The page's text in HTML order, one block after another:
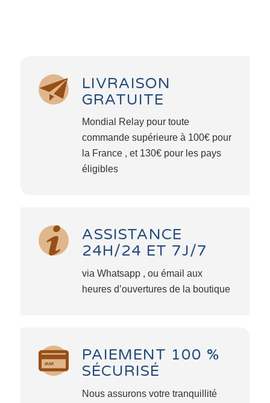
LIVRAISON
GRATUITE
Mondial Relay pour toute
commande supérieure à 100€ pour
la France , et 130€ pour les pays
éligibles
ASSISTANCE
24H/24 ET 7J/7
via Whatsapp , ou émail aux
heures d’ouvertures de la boutique
PAIEMENT 100 %
SÉCURISÉ
Nous assurons votre tranquillité